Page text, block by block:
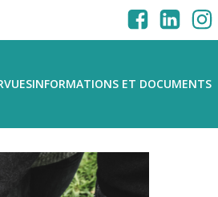
INFORMATIONS ET DOCUMENTS